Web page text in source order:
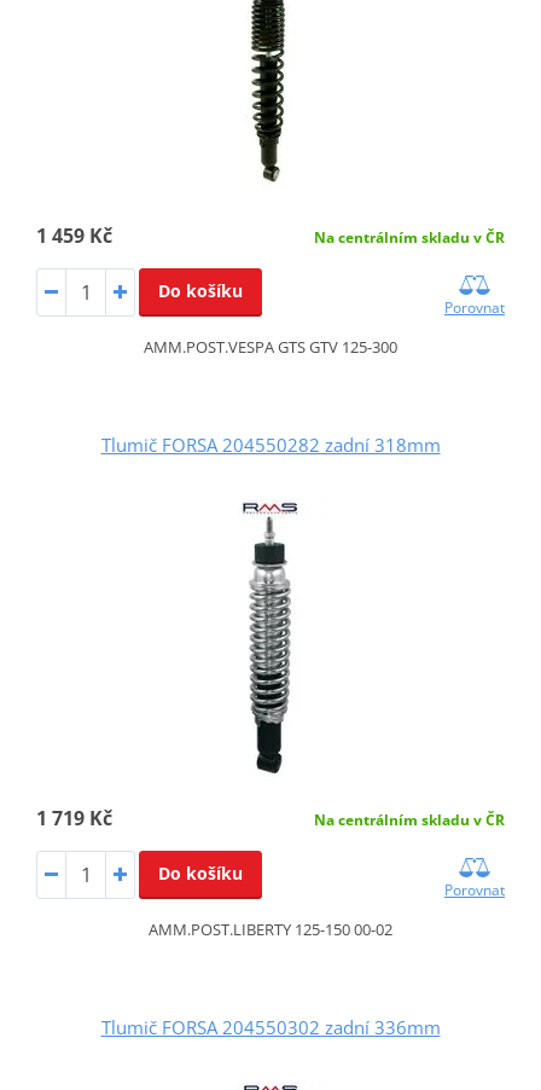
1 459 Kč Na centrálním skladu v ČR
Do košíku
Porovnat
AMM.POST.VESPA GTS GTV 125-300
Tlumič FORSA 204550282 zadní 318mm
1 719 Kč Na centrálním skladu v ČR
Do košíku
Porovnat
AMM.POST.LIBERTY 125-150 00-02
Tlumič FORSA 204550302 zadní 336mm